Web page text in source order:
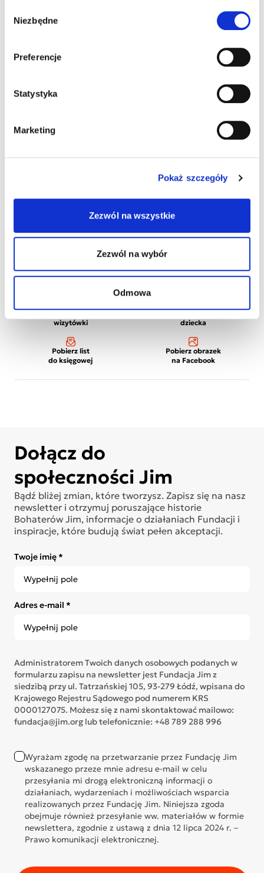
zgody
Niezbędne
Preferencje
Statystyka
Marketing
Pokaż szczegóły
Zezwól na wszystkie
Zezwól na wybór
Odmowa
Wydrukuj
wizytówki
Wydrukuj plakat
dziecka
Pobierz list
do księgowej
Pobierz obrazek
na Facebook
Dołącz do
społeczności Jim
Bądź bliżej zmian, które tworzysz. Zapisz się na nasz
newsletter i otrzymuj poruszające historie
Bohaterów Jim, informacje o działaniach Fundacji i
inspiracje, które budują świat pełen akceptacji.
Twoje imię *
Adres e-mail *
Administratorem Twoich danych osobowych podanych w
formularzu zapisu na newsletter jest Fundacja Jim z
siedzibą przy ul. Tatrzańskiej 105, 93-279 Łódź, wpisana do
Krajowego Rejestru Sądowego pod numerem KRS
0000127075. Możesz się z nami skontaktować mailowo:
fundacja@jim.org lub telefonicznie: +48 789 288 996
Wyrażam zgodę na przetwarzanie przez Fundację Jim
wskazanego przeze mnie adresu e-mail w celu
przesyłania mi drogą elektroniczną informacji o
działaniach, wydarzeniach i możliwościach wsparcia
realizowanych przez Fundację Jim. Niniejsza zgoda
obejmuje również przesyłanie ww. materiałów w formie
newslettera, zgodnie z ustawą z dnia 12 lipca 2024 r. –
Prawo komunikacji elektronicznej.